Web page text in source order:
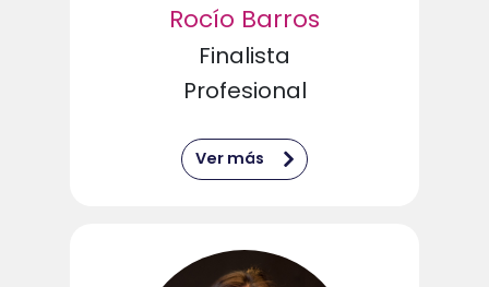
Rocío Barros
Finalista
Profesional
Ver más